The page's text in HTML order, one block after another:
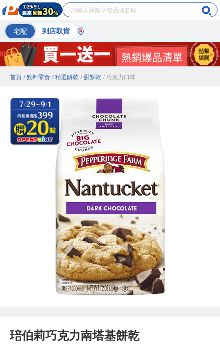
宅配 到店取貨
首頁 / 飲料零食 / 精選餅乾 / 甜餅乾 / 巧克力口味
琣伯莉巧克力南塔基餅乾